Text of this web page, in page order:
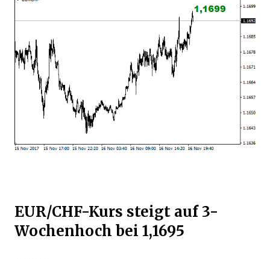
EUR/CHF-Kurs steigt auf 3-
Wochenhoch bei 1,1695